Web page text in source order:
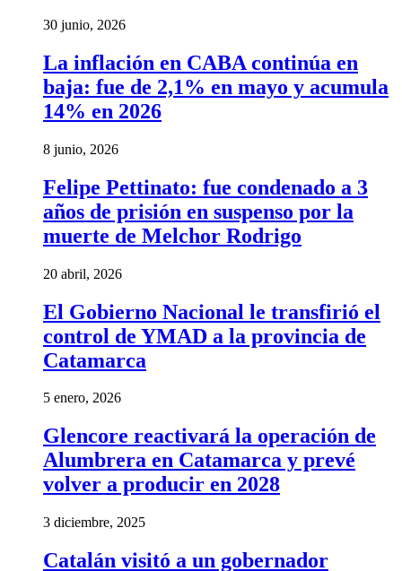
30 junio, 2026
La inflación en CABA continúa en
baja: fue de 2,1% en mayo y acumula
14% en 2026
8 junio, 2026
Felipe Pettinato: fue condenado a 3
años de prisión en suspenso por la
muerte de Melchor Rodrigo
20 abril, 2026
El Gobierno Nacional le transfirió el
control de YMAD a la provincia de
Catamarca
5 enero, 2026
Glencore reactivará la operación de
Alumbrera en Catamarca y prevé
volver a producir en 2028
3 diciembre, 2025
Catalán visitó a un gobernador